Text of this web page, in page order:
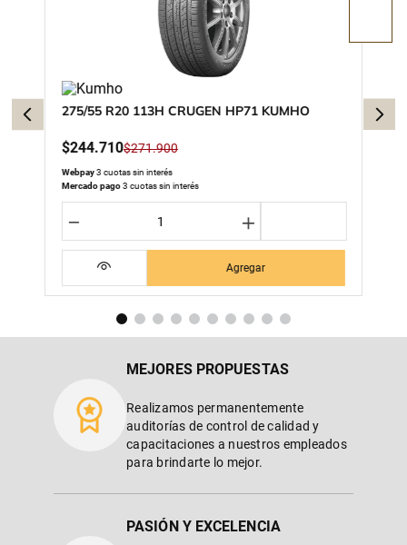
275/55 R20 113H CRUGEN HP71 KUMHO
$244.710$271.900
Webpay3 cuotas sin interés
Mercado pago3 cuotas sin interés
＋
－
Agregar
MEJORES PROPUESTAS
Realizamos permanentemente
auditorías de control de calidad y
capacitaciones a nuestros empleados
para brindarte lo mejor.
PASIÓN Y EXCELENCIA